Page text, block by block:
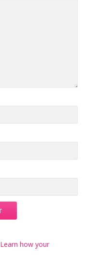
Learn how your